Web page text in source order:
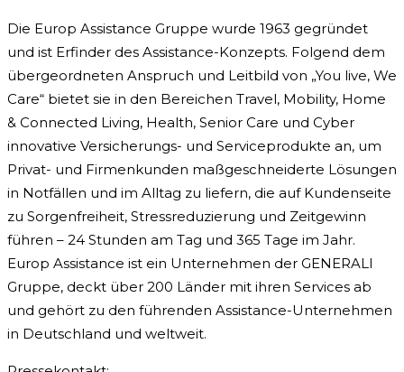
Die Europ Assistance Gruppe wurde 1963 gegründet
und ist Erfinder des Assistance-Konzepts. Folgend dem
übergeordneten Anspruch und Leitbild von „You live, We
Care“ bietet sie in den Bereichen Travel, Mobility, Home
& Connected Living, Health, Senior Care und Cyber
innovative Versicherungs- und Serviceprodukte an, um
Privat- und Firmenkunden maßgeschneiderte Lösungen
in Notfällen und im Alltag zu liefern, die auf Kundenseite
zu Sorgenfreiheit, Stressreduzierung und Zeitgewinn
führen – 24 Stunden am Tag und 365 Tage im Jahr.
Europ Assistance ist ein Unternehmen der GENERALI
Gruppe, deckt über 200 Länder mit ihren Services ab
und gehört zu den führenden Assistance-Unternehmen
in Deutschland und weltweit.